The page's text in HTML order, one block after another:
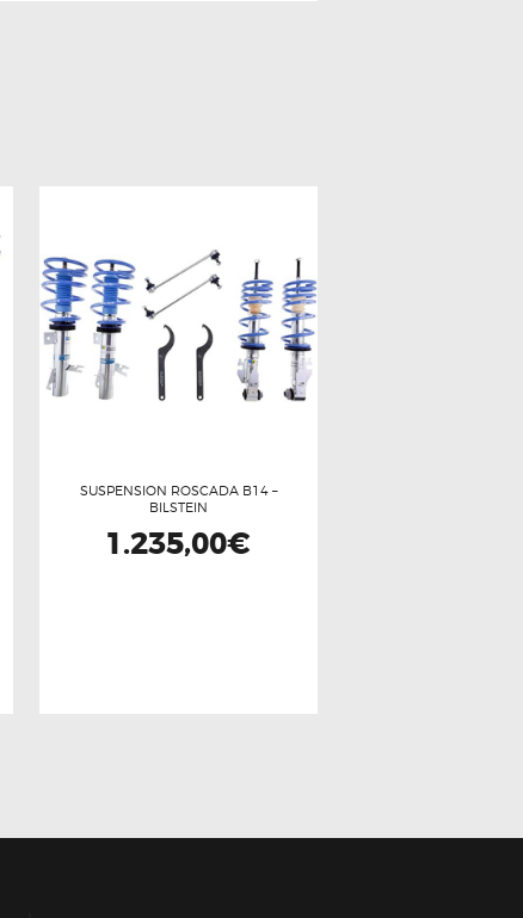
SUSPENSION ROSCADA B14 –
BILSTEIN
1.235,00€